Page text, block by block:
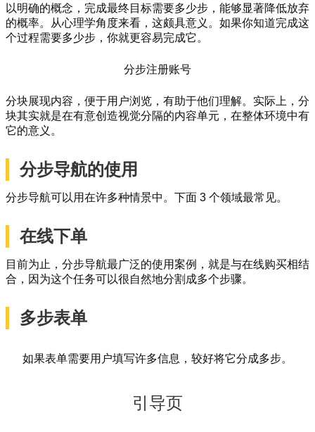
以明确的概念，完成最终目标需要多少步，能够显著降低放弃
的概率。从心理学角度来看，这颇具意义。如果你知道完成这
个过程需要多少步，你就更容易完成它。
分步注册账号
分块展现内容，便于用户浏览，有助于他们理解。实际上，分
块其实就是在有意创造视觉分隔的内容单元，在整体环境中有
它的意义。
分步导航的使用
分步导航可以用在许多种情景中。下面 3 个领域最常见。
在线下单
目前为止，分步导航最广泛的使用案例，就是与在线购买相结
合，因为这个任务可以很自然地分割成多个步骤。
多步表单
如果表单需要用户填写许多信息，较好将它分成多步。
引导页